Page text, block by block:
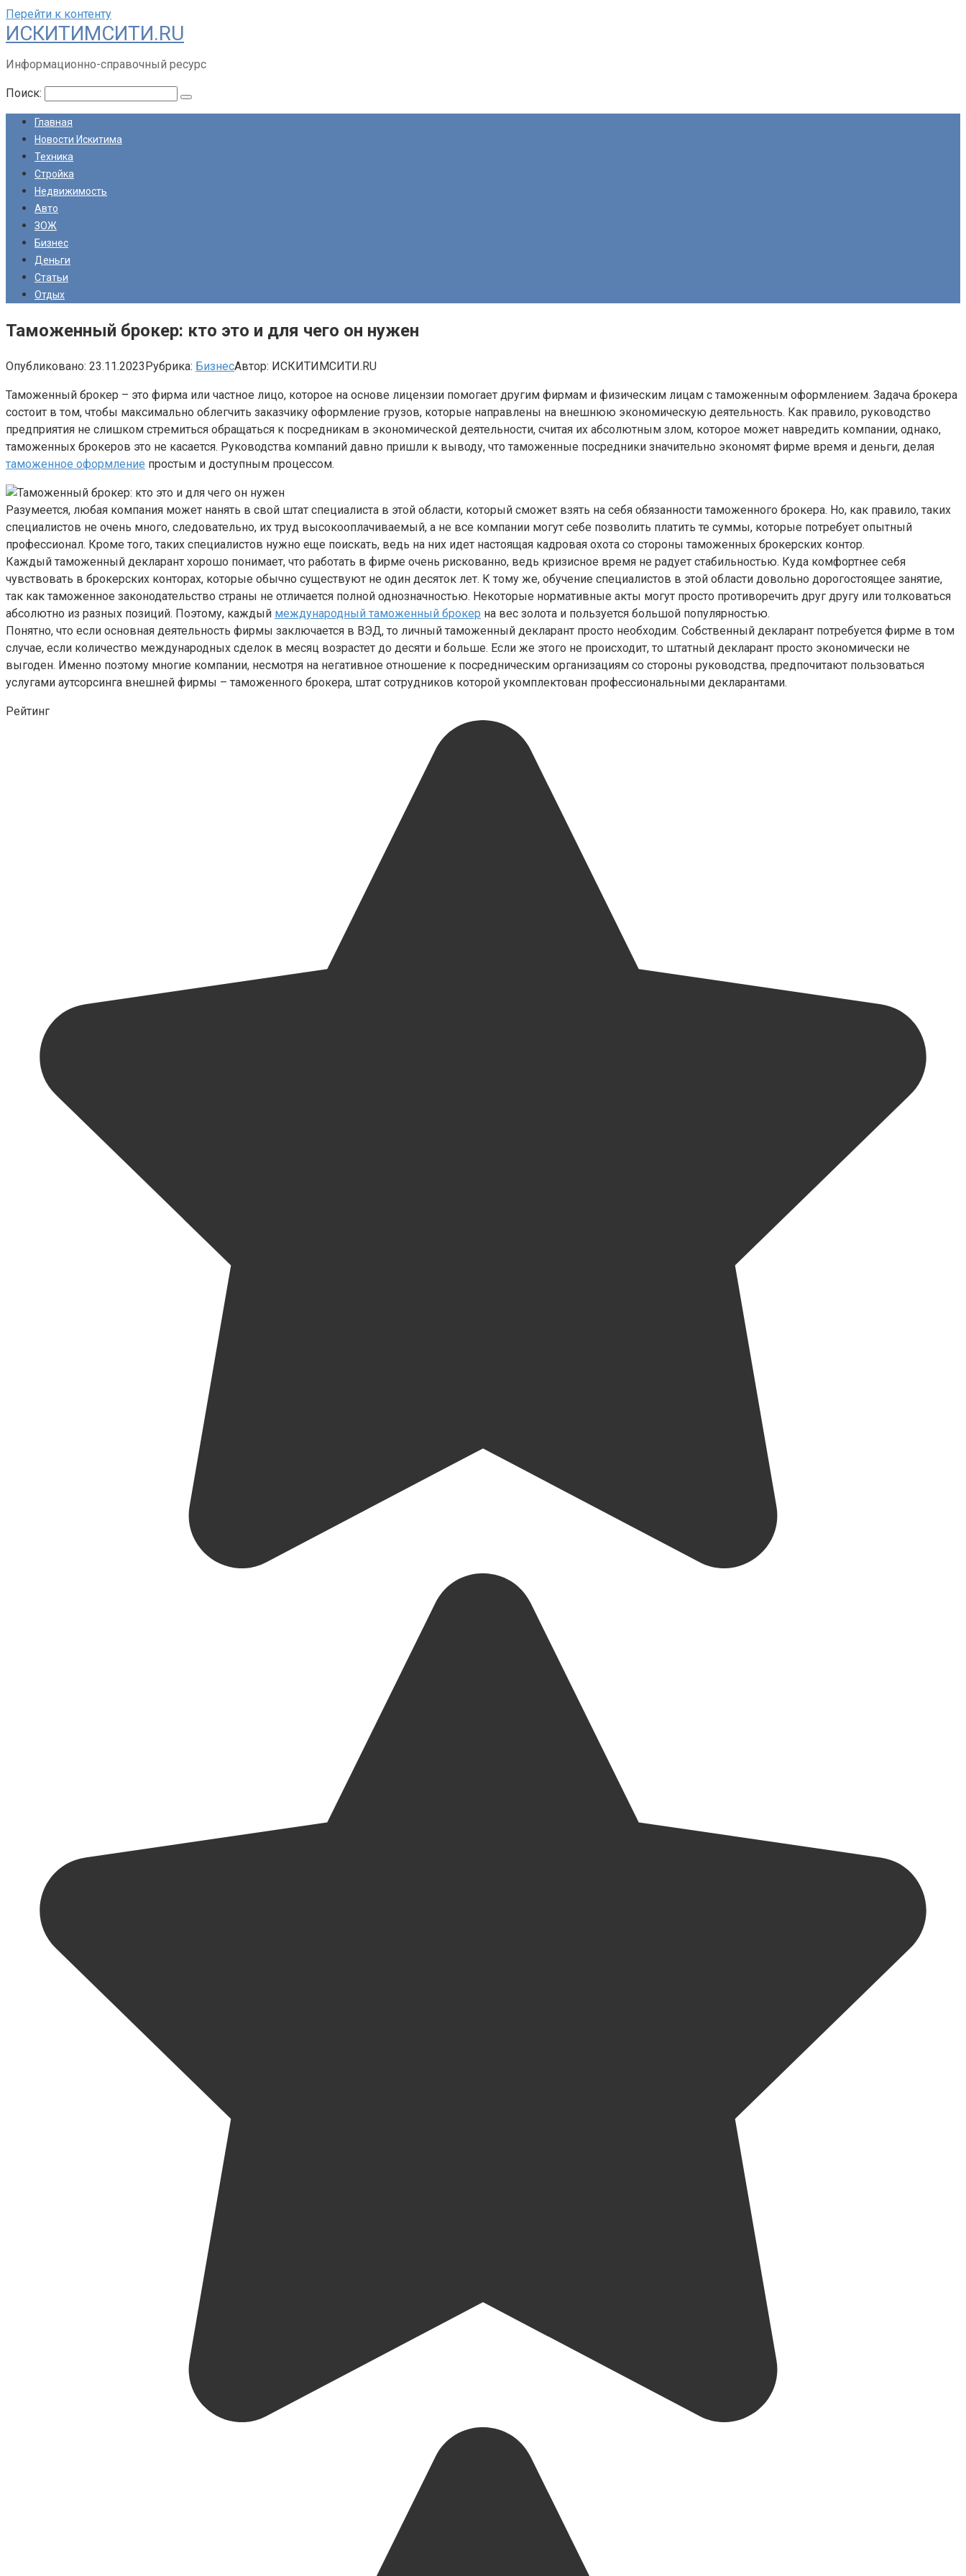
Перейти к контенту
ИСКИТИМСИТИ.RU
Информационно-справочный ресурс
Поиск:
Главная
Новости Искитима
Техника
Стройка
Недвижимость
Авто
ЗОЖ
Бизнес
Деньги
Статьи
Отдых
Таможенный брокер: кто это и для чего он нужен
Опубликовано: 23.11.2023Рубрика: БизнесАвтор: ИСКИТИМСИТИ.RU
Таможенный брокер – это фирма или частное лицо, которое на основе лицензии помогает другим фирмам и физическим лицам с таможенным оформлением. Задача брокера
состоит в том, чтобы максимально облегчить заказчику оформление грузов, которые направлены на внешнюю экономическую деятельность. Как правило, руководство
предприятия не слишком стремиться обращаться к посредникам в экономической деятельности, считая их абсолютным злом, которое может навредить компании, однако,
таможенных брокеров это не касается. Руководства компаний давно пришли к выводу, что таможенные посредники значительно экономят фирме время и деньги, делая
таможенное оформление простым и доступным процессом.
Разумеется, любая компания может нанять в свой штат специалиста в этой области, который сможет взять на себя обязанности таможенного брокера. Но, как правило, таких
специалистов не очень много, следовательно, их труд высокооплачиваемый, а не все компании могут себе позволить платить те суммы, которые потребует опытный
профессионал. Кроме того, таких специалистов нужно еще поискать, ведь на них идет настоящая кадровая охота со стороны таможенных брокерских контор.
Каждый таможенный декларант хорошо понимает, что работать в фирме очень рискованно, ведь кризисное время не радует стабильностью. Куда комфортнее себя
чувствовать в брокерских конторах, которые обычно существуют не один десяток лет. К тому же, обучение специалистов в этой области довольно дорогостоящее занятие,
так как таможенное законодательство страны не отличается полной однозначностью. Некоторые нормативные акты могут просто противоречить друг другу или толковаться
абсолютно из разных позиций. Поэтому, каждый международный таможенный брокер на вес золота и пользуется большой популярностью.
Понятно, что если основная деятельность фирмы заключается в ВЭД, то личный таможенный декларант просто необходим. Собственный декларант потребуется фирме в том
случае, если количество международных сделок в месяц возрастет до десяти и больше. Если же этого не происходит, то штатный декларант просто экономически не
выгоден. Именно поэтому многие компании, несмотря на негативное отношение к посредническим организациям со стороны руководства, предпочитают пользоваться
услугами аутсорсинга внешней фирмы – таможенного брокера, штат сотрудников которой укомплектован профессиональными декларантами.
Рейтинг